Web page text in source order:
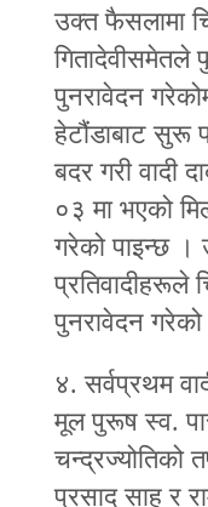
उक्त फैसलामा
गितादेवीसमेतले
पुनरावेदन
हेटौंडाबाट सुरू
बदर गरी वादी
०३ मा भएको
गरेको पाइन्छ
प्रतिवादीहरूले
पुनरावेदन गरेको
४. सर्वप्रथम
मूल पुरूष स्व.
चन्द्रज्योतिको
प्रसाद साह र